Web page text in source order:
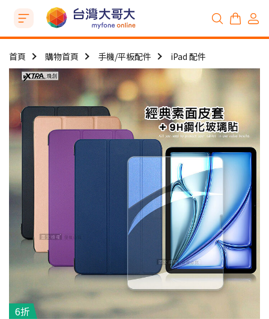
首頁 購物首頁 手機/平板配件 iPad 配件
6折